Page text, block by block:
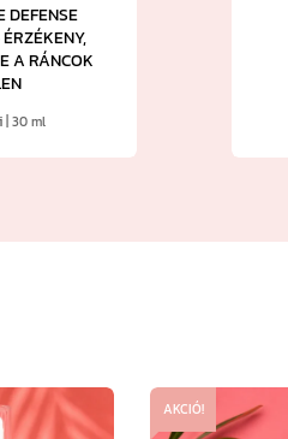
DEFENSE
A RÁNCOK
| 30 ml
AKCIÓ!